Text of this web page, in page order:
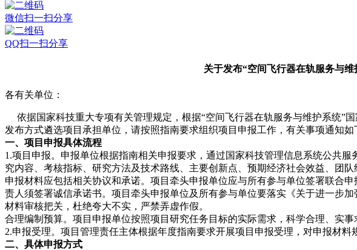
微信扫一扫分享
QQ扫一扫分享
关于发布“空间飞行器在轨服务与
各有关单位：
依据国家科技重大专项有关管理规定，根据“空间飞行器在轨服务与维护系统”
发布方式遴选项目承担单位，请按照指南要求组织项目申报工作，有关事项通知如
一、项目申报具体流程
1.项目申报。申报单位根据指南相关申报要求，通过国家科技管理信息系统公共服
究内容、考核指标、研究方法及技术路线、主要创新点、预期经济社会效益、团
申报材料应包括相关协议和承诺。项目牵头申报单位应与所有参与单位签署联合
责人须签署诚信承诺书。项目牵头申报单位及所有参与单位要落实《关于进一步
材料审核把关，杜绝夸大不实，严禁弄虚作假。
合理编制预算。项目申报单位按照项目研究任务目标的实际需求，科学合理、实
2.申报受理。项目管理责任主体根据年度指南要求开展项目申报受理，对申报材
二、具体申报方式